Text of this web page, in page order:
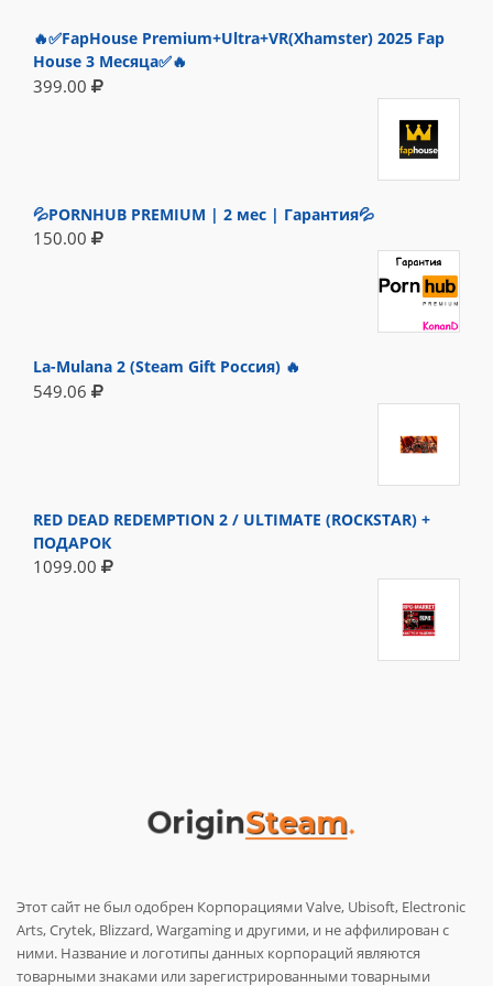
🔥✅FapHouse Premium+Ultra+VR(Xhamster) 2025 Fap
House 3 Месяца✅🔥
399.00
💦PORNHUB PREMIUM | 2 мес | Гарантия💦
150.00
La-Mulana 2 (Steam Gift Россия) 🔥
549.06
RED DEAD REDEMPTION 2 / ULTIMATE (ROCKSTAR) +
ПОДАРОК
1099.00
Этот сайт не был одобрен Корпорациями Valve, Ubisoft, Electronic
Arts, Crytek, Blizzard, Wargaming и другими, и не аффилирован с
ними. Название и логотипы данных корпораций являются
товарными знаками или зарегистрированными товарными